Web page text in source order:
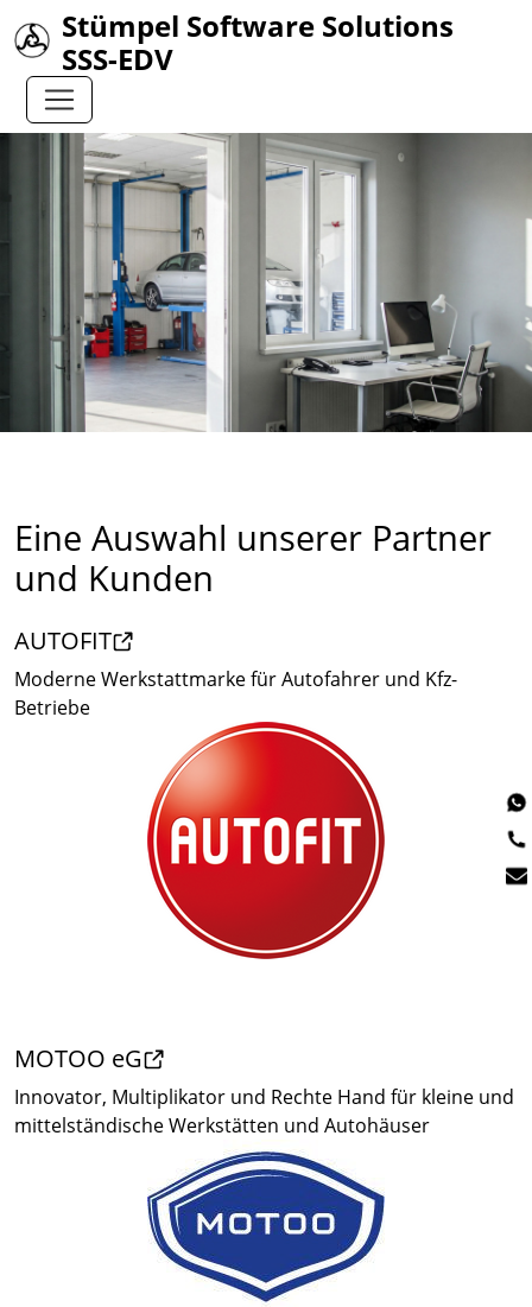
Stümpel Software Solutions
SSS-EDV
Eine Auswahl unserer Partner
und Kunden
AUTOFIT
Moderne Werkstattmarke für Autofahrer und Kfz-
Betriebe
MOTOO eG
Innovator, Multiplikator und Rechte Hand für kleine und
mittelständische Werkstätten und Autohäuser